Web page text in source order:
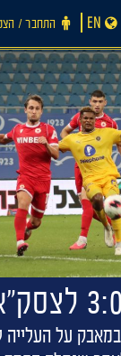
התחבר ‪/‬ הצטרף EN
על העלייה